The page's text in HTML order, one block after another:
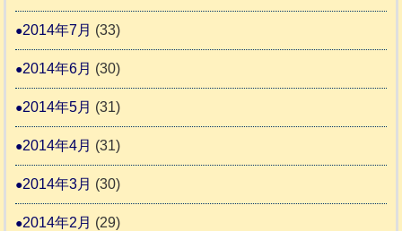
2014年7月 (33)
2014年6月 (30)
2014年5月 (31)
2014年4月 (31)
2014年3月 (30)
2014年2月 (29)